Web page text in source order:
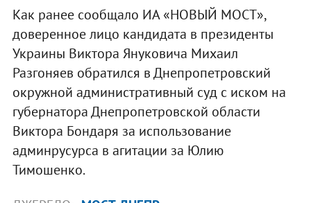
Как ранее сообщало ИА «НОВЫЙ МОСТ»,
доверенное лицо кандидата в президенты
Украины Виктора Януковича Михаил
Разгоняев обратился в Днепропетровский
окружной административный суд с иском на
губернатора Днепропетровской области
Виктора Бондаря за использование
админрусурса в агитации за Юлию
Тимошенко.